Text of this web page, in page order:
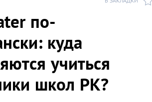
по-
куда
учиться
школ РК?